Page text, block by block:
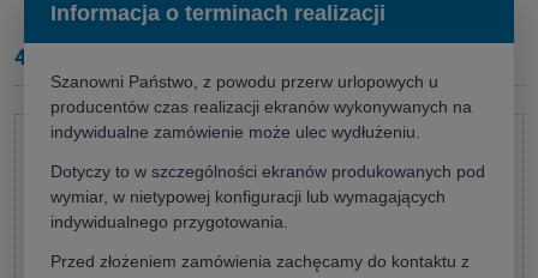
440-480
Informacja o terminach realizacji
Szanowni Państwo, z powodu przerw urlopowych u
producentów czas realizacji ekranów wykonywanych na
indywidualne zamówienie może ulec wydłużeniu.
Dotyczy to w szczególności ekranów produkowanych pod
wymiar, w nietypowej konfiguracji lub wymagających
indywidualnego przygotowania.
Przed złożeniem zamówienia zachęcamy do kontaktu z